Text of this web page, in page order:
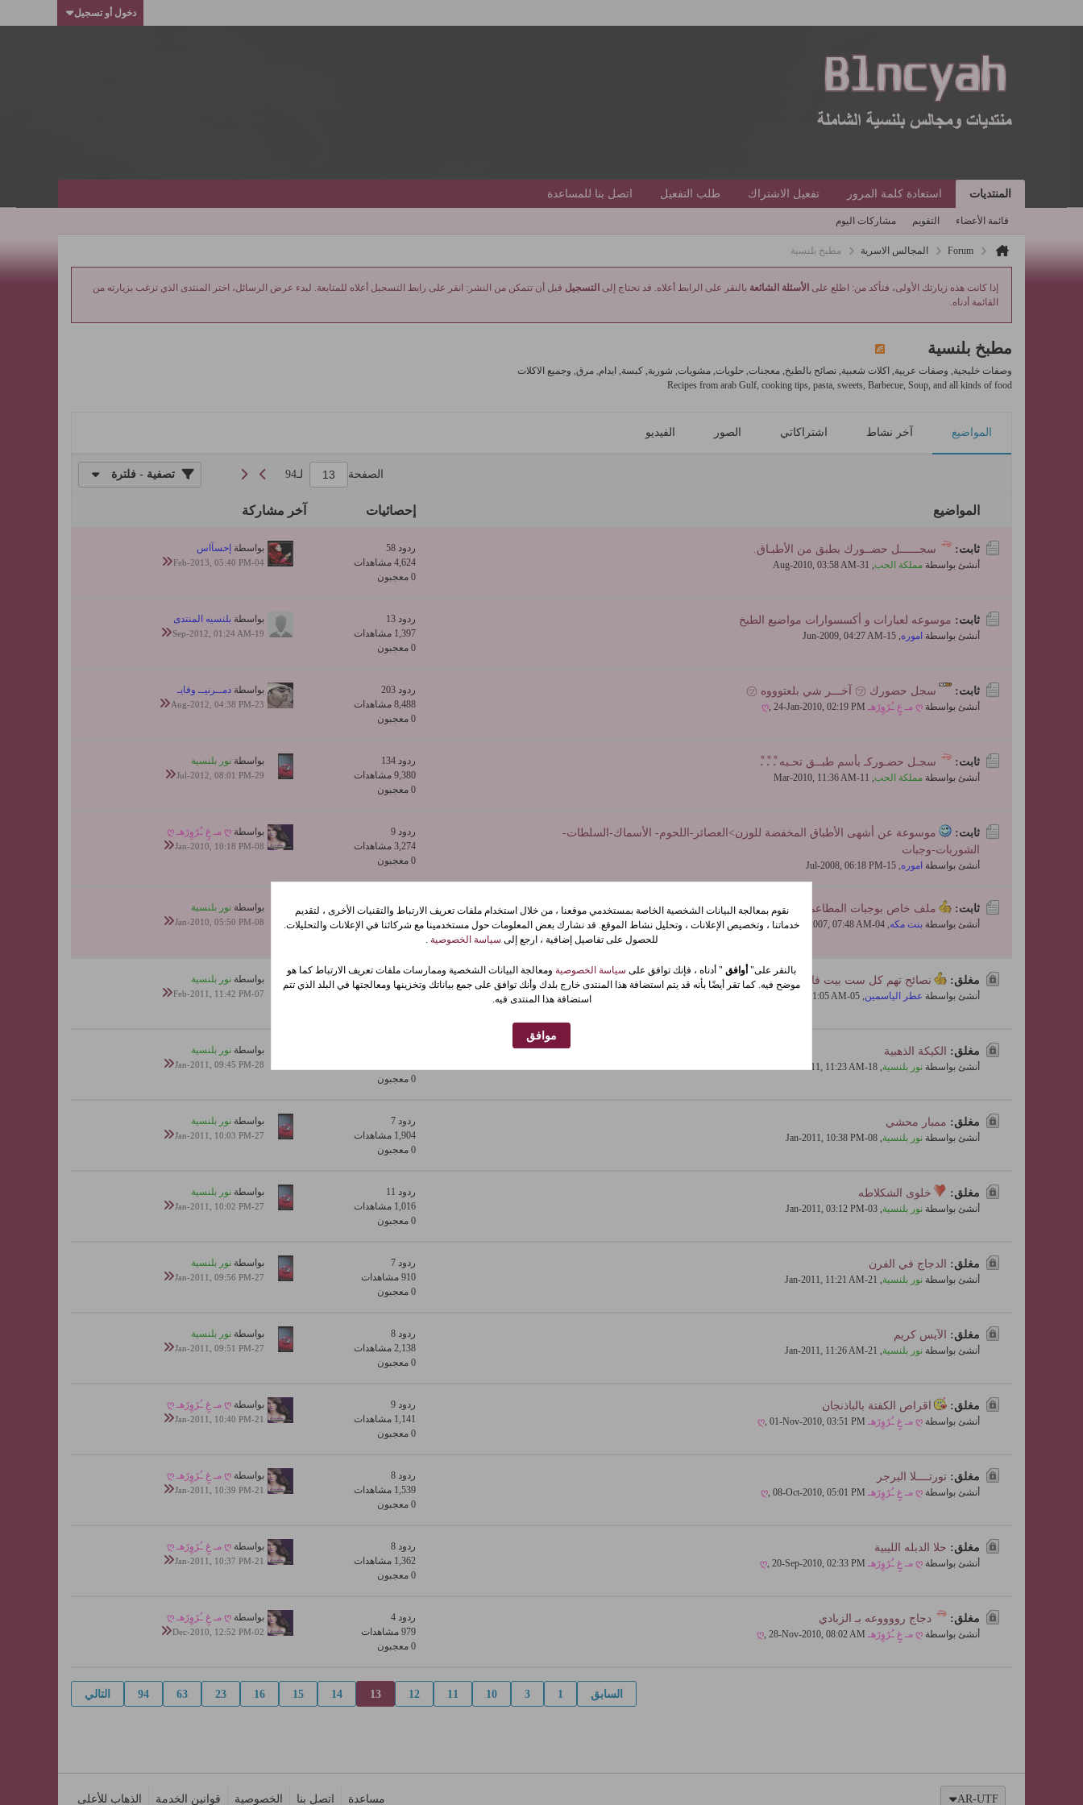
دخول أو تسجيل
المنتديات استعادة كلمة المرور تفعيل الاشتراك طلب التفعيل اتصل بنا للمساعدة
قائمة الأعضاء التقويم مشاركات اليوم
Forum المجالس الاسرية مطبخ بلنسية
إذا كانت هذه زيارتك الأولى، فتأكد من: اطلع على الأسئلة الشائعة بالنقر على الرابط أعلاه. قد تحتاج إلى التسجيل قبل أن تتمكن من النشر: انقر على رابط التسجيل أعلاه للمتابعة. لبدء عرض الرسائل، اختر المنتدى الذي ترغب بزيارته من
القائمة أدناه.
مطبخ بلنسية
وصفات خليجية, وصفات عربية, اكلات شعبية, نصائح بالطبخ, معجنات, حلويات, مشويات, شوربة, كبسة, ايدام, مرق, وجميع الاكلات
Recipes from arab Gulf, cooking tips, pasta, sweets, Barbecue, Soup, and all kinds of food
المواضيع آخر نشاط اشتراكاتي الصور الفيديو
الصفحة لـ94 تصفية - فلترة
المواضيع إحصائيات آخر مشاركة
ثابت: سجــــــل حضــورك بطبق من الأطبـاق.
أنشئ بواسطة مملكة الحب,
31-Aug-2010, 03:58 AM
ردود 58
4,624 مشاهدات
0 معجبون
بواسطة إحسآاس
04-Feb-2013, 05:40 PM
ثابت: موسوعه لعبارات و أكسسوارات مواضيع الطبخ
أنشئ بواسطة اموره,
15-Jun-2009, 04:27 AM
ردود 13
1,397 مشاهدات
0 معجبون
بواسطة بلنسيه المنتدى
19-Sep-2012, 01:24 AM
ثابت: سجل حضورك ㋡ آخـــر شي بلعتوووه ㋡
أنشئ بواسطة ღ مـ غٍ ـُرًوٍرًهـ ღ , 24-Jan-2010, 02:19 PM
ردود 203
8,488 مشاهدات
0 معجبون
بواسطة دمــرنيــ وفايـ
23-Aug-2012, 04:38 PM
ثابت: سجـل حضـوركـ بأسم طبــق تحـبه .ْ .ْ .ْ
أنشئ بواسطة مملكة الحب,
11-Mar-2010, 11:36 AM
ردود 134
9,380 مشاهدات
0 معجبون
بواسطة نور بلنسية
29-Jul-2012, 08:01 PM
ثابت:
موسوعة عن أشهى الأطباق المخفضة للوزن>العصائر-اللحوم- الأسماك-السلطات-
الشوربات-وجبات
أنشئ بواسطة اموره,
15-Jul-2008, 06:18 PM
ردود 9
3,274 مشاهدات
0 معجبون
بواسطة ღ مـ غٍ ـُرًوٍرًهـ ღ
08-Jan-2010, 10:18 PM
ثابت: ملف خاص بوجبات المطاعم السريعة ووصفاتها السرية
أنشئ بواسطة بنت مكه,
04-Sep-2007, 07:48 AM
ردود 14
4,040 مشاهدات
بواسطة نور بلنسية
08-Jan-2010, 05:50 PM
مغلق: نصائح تهم كل ست بيت فالمطبخ
أنشئ بواسطة عطر الياسمين,
05-Feb-2011, 11:05 AM
1,596 مشاهدات
بواسطة نور بلنسية
07-Feb-2011, 11:42 PM
مغلق: الكيكة الذهبية
أنشئ بواسطة نور بلنسية,
18-Jan-2011, 11:23 AM
0 معجبون
بواسطة نور بلنسية
28-Jan-2011, 09:45 PM
مغلق: ممبار محشي
أنشئ بواسطة نور بلنسية,
08-Jan-2011, 10:38 PM
ردود 7
1,904 مشاهدات
0 معجبون
بواسطة نور بلنسية
27-Jan-2011, 10:03 PM
مغلق: خلوى الشكلاطه
أنشئ بواسطة نور بلنسية,
03-Jan-2011, 03:12 PM
ردود 11
1,016 مشاهدات
0 معجبون
بواسطة نور بلنسية
27-Jan-2011, 10:02 PM
مغلق: الدجاج في الفرن
أنشئ بواسطة نور بلنسية,
21-Jan-2011, 11:21 AM
ردود 7
910 مشاهدات
0 معجبون
بواسطة نور بلنسية
27-Jan-2011, 09:56 PM
مغلق: الآيس كريم
أنشئ بواسطة نور بلنسية,
21-Jan-2011, 11:26 AM
ردود 8
2,138 مشاهدات
0 معجبون
بواسطة نور بلنسية
27-Jan-2011, 09:51 PM
مغلق: اقراص الكفتة بالباذنجان
أنشئ بواسطة ღ مـ غٍ ـُرًوٍرًهـ ღ , 01-Nov-2010, 03:51 PM
ردود 9
1,141 مشاهدات
0 معجبون
بواسطة ღ مـ غٍ ـُرًوٍرًهـ ღ
21-Jan-2011, 10:40 PM
مغلق: تورتــــلا البرجر
أنشئ بواسطة ღ مـ غٍ ـُرًوٍرًهـ ღ , 08-Oct-2010, 05:01 PM
ردود 8
1,539 مشاهدات
0 معجبون
بواسطة ღ مـ غٍ ـُرًوٍرًهـ ღ
21-Jan-2011, 10:39 PM
مغلق: حلا الدبله الليبية
أنشئ بواسطة ღ مـ غٍ ـُرًوٍرًهـ ღ , 20-Sep-2010, 02:33 PM
ردود 8
1,362 مشاهدات
0 معجبون
بواسطة ღ مـ غٍ ـُرًوٍرًهـ ღ
21-Jan-2011, 10:37 PM
مغلق: دجاج رووووعه بـ الزبادي
أنشئ بواسطة ღ مـ غٍ ـُرًوٍرًهـ ღ , 28-Nov-2010, 08:02 AM
ردود 4
979 مشاهدات
0 معجبون
بواسطة ღ مـ غٍ ـُرًوٍرًهـ ღ
02-Dec-2010, 12:52 PM
السابق 1
3
10
11
12
13
14
15
16
23
63
94 التالي
AR-UTF مساعدة اتصل بنا الخصوصية قوانين الخدمة الذهاب للأعلى
نقوم بمعالجة البيانات الشخصية الخاصة بمستخدمي موقعنا ، من خلال استخدام ملفات تعريف الارتباط والتقنيات الأخرى ، لتقديم
خدماتنا ، وتخصيص الإعلانات ، وتحليل نشاط الموقع. قد نشارك بعض المعلومات حول مستخدمينا مع شركائنا في الإعلانات والتحليلات.
للحصول على تفاصيل إضافية ، ارجع إلى سياسة الخصوصية .
بالنقر على" أوافق " أدناه ، فإنك توافق على سياسة الخصوصية ومعالجة البيانات الشخصية وممارسات ملفات تعريف الارتباط كما هو
موضح فيه. كما تقر أيضًا بأنه قد يتم استضافة هذا المنتدى خارج بلدك وأنك توافق على جمع بياناتك وتخزينها ومعالجتها في البلد الذي تتم
استضافة هذا المنتدى فيه.
موافق